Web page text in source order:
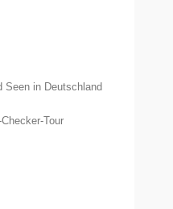
Seen in Deutschland
Tour